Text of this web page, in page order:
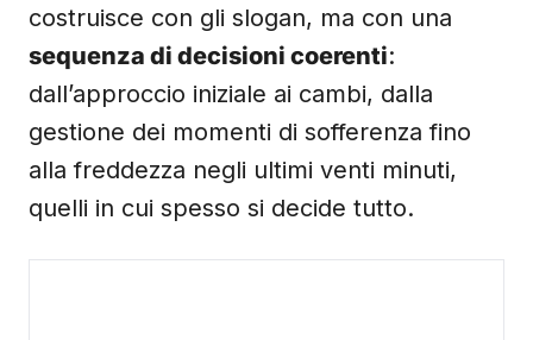
costruisce con gli slogan, ma con una
sequenza di decisioni coerenti:
dall’approccio iniziale ai cambi, dalla
gestione dei momenti di sofferenza fino
alla freddezza negli ultimi venti minuti,
quelli in cui spesso si decide tutto.